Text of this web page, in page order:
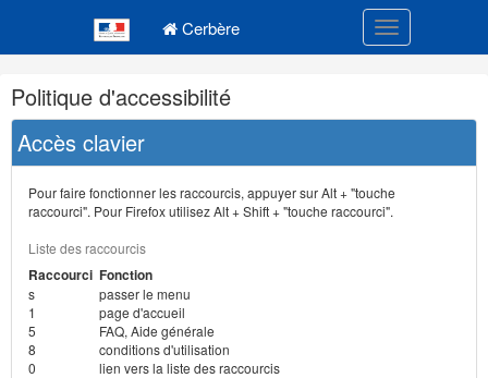
Cerbère Toggle
Navigation
et
outils
annexes
Politique d'accessibilité
Accès clavier
Pour faire fonctionner les raccourcis, appuyer sur Alt + "touche
raccourci". Pour Firefox utilisez Alt + Shift + "touche raccourci".
Liste des raccourcis
Raccourci Fonction
s
passer le menu
1
page d'accueil
5
FAQ, Aide générale
8
conditions d'utilisation
0
lien vers la liste des raccourcis